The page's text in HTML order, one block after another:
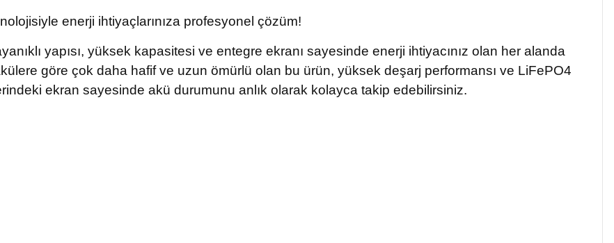
enerji ihtiyaçlarınıza profesyonel çözüm!
yapısı, yüksek kapasitesi ve entegre ekranı sayesinde enerji ihtiyacınız olan her alanda
göre çok daha hafif ve uzun ömürlü olan bu ürün, yüksek deşarj performansı ve LiFePO4
ekran sayesinde akü durumunu anlık olarak kolayca takip edebilirsiniz.